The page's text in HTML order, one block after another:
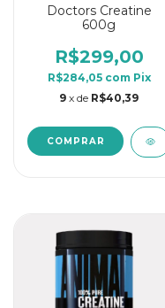
Doctors Creatine
600g
R$299,00
R$284,05 com Pix
9 x de R$40,39